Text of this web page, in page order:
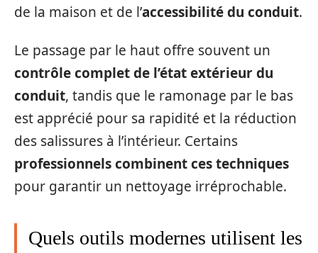
de la maison et de l’accessibilité du conduit.
Le passage par le haut offre souvent un
contrôle complet de l’état extérieur du
conduit, tandis que le ramonage par le bas
est apprécié pour sa rapidité et la réduction
des salissures à l’intérieur. Certains
professionnels combinent ces techniques
pour garantir un nettoyage irréprochable.
Quels outils modernes utilisent les